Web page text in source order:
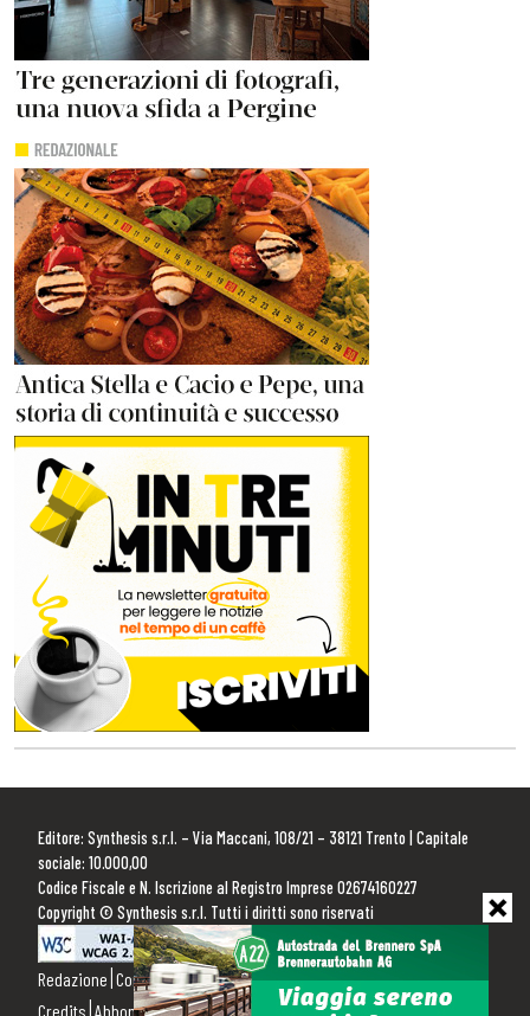
Editore: Synthesis s.r.l. – Via Maccani, 108/21 – 38121 Trento | Capitale
sociale: 10.000,00
Codice Fiscale e N. Iscrizione al Registro Imprese 02674160227
Copyright © Synthesis s.r.l. Tutti i diritti sono riservati
Redazione Contattaci Pubblicità Privacy Policy Cookie Policy
Credits Abbonamenti